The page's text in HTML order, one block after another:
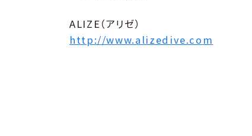
ALIZE（アリゼ）
http://www.alizedive.com